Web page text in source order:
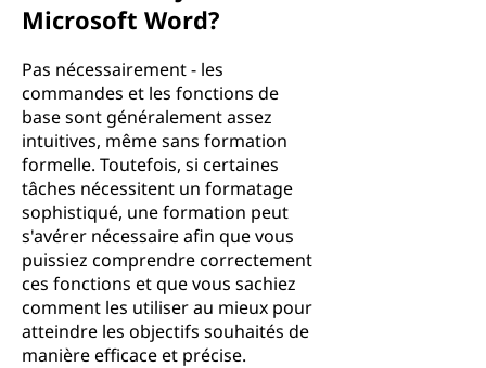
Microsoft Word?
Pas nécessairement - les
commandes et les fonctions de
base sont généralement assez
intuitives, même sans formation
formelle. Toutefois, si certaines
tâches nécessitent un formatage
sophistiqué, une formation peut
s'avérer nécessaire afin que vous
puissiez comprendre correctement
ces fonctions et que vous sachiez
comment les utiliser au mieux pour
atteindre les objectifs souhaités de
manière efficace et précise.